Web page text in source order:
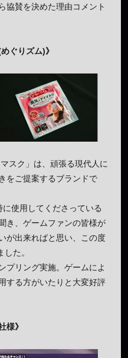
協賛を決めた理由コメント
ぐりズム)》
スク」は、頑張る現代人に
をご提案するブランドで
使用してくださっている
き、ゲームファンの皆様が
が出来ればと思い、この度
た。
プリング実施。ゲームによ
する方がいたりと大変好評
様》